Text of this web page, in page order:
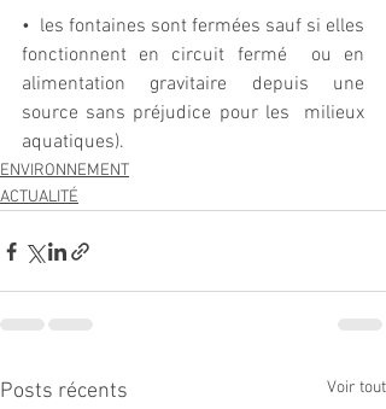
•  les fontaines sont fermées sauf si elles
fonctionnent en circuit fermé  ou en
alimentation gravitaire depuis une
source sans préjudice pour les  milieux
aquatiques).
ENVIRONNEMENT
ACTUALITÉ
Posts récents Voir tout